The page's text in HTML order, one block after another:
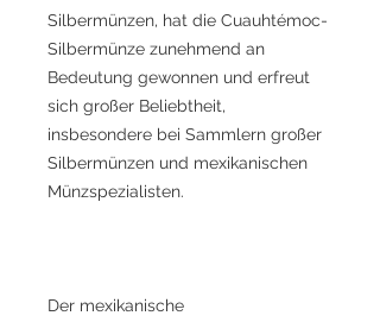
Silbermünzen, hat die Cuauhtémoc-
Silbermünze zunehmend an
Bedeutung gewonnen und erfreut
sich großer Beliebtheit,
insbesondere bei Sammlern großer
Silbermünzen und mexikanischen
Münzspezialisten.
Der mexikanische